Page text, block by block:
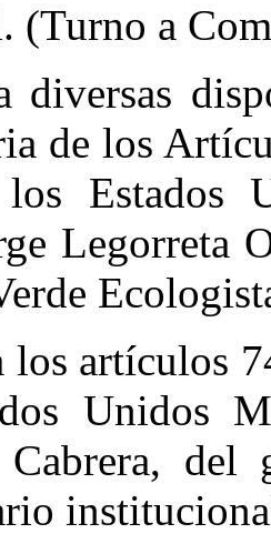
(Turno a
diversas
de los
Estados
Legorreta
los artículos
Unidos
del